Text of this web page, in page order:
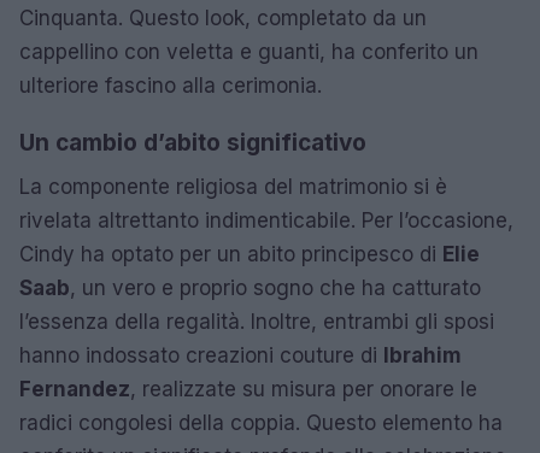
Cinquanta. Questo look, completato da un
cappellino con veletta e guanti, ha conferito un
ulteriore fascino alla cerimonia.
Un cambio d’abito significativo
La componente religiosa del matrimonio si è
rivelata altrettanto indimenticabile. Per l’occasione,
Cindy ha optato per un abito principesco di Elie
Saab, un vero e proprio sogno che ha catturato
l’essenza della regalità. Inoltre, entrambi gli sposi
hanno indossato creazioni couture di Ibrahim
Fernandez, realizzate su misura per onorare le
radici congolesi della coppia. Questo elemento ha